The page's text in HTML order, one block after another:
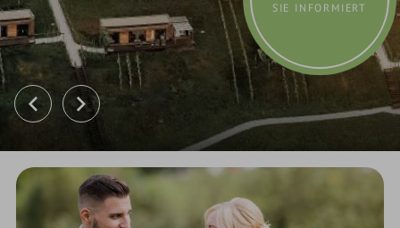
SIE INFORMIERT